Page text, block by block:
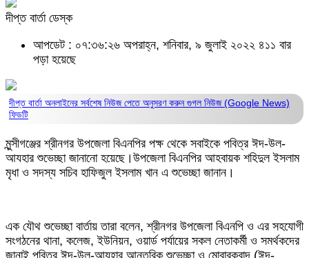
দীপ্ত বার্তা ডেস্ক
আপডেট : ০৭:৩৬:২৬ অপরাহ্ন, শনিবার, ৯ জুলাই ২০২২ ৪১১ বার
পড়া হয়েছে
দীপ্ত বার্তা অনলাইনের সর্বশেষ নিউজ পেতে অনুসরণ করুনগুগল নিউজ (Google News)
ফিডটি
মুন্সীগঞ্জের শ্রীনগর উপজেলা বিএনপির পক্ষ থেকে সবাইকে পবিত্র ঈদ-উল-
আযহার শুভেচ্ছা জানানো হয়েছে।উপজেলা বিএনপির আহবায়ক শহিদুল ইসলাম
মৃধা ও সদস্য সচিব হাফিজুল ইসলাম খান এ শুভেচ্ছা জানান।
এক যৌথ শুভেচ্ছা বার্তায় তারা বলেন, শ্রীনগর উপজেলা বিএনপি ও এর সহযোগী
সংগঠনের থানা, কলেজ, ইউনিয়ন, ওয়ার্ড পর্যায়ের সকল নেতাকর্মী ও সমর্থকদের
জানাই পবিত্র ঈদ-উল-আযহার আন্তরিক শুভেচ্ছা ও মোবারকবাদ (ঈদ-